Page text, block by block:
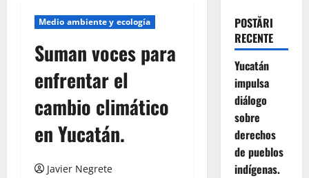
Medio ambiente y ecología
Suman voces para
enfrentar el
cambio climático
en Yucatán.
Javier Negrete
POSTĂRI
RECENTE
Yucatán
impulsa
diálogo
sobre
derechos
de pueblos
indígenas.